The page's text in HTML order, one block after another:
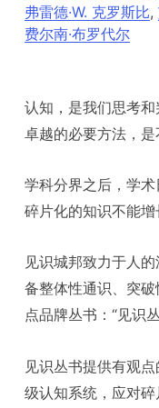
弗雷德·W. 克罗斯比,
费尔南·布罗代尔
认知，是我们思考
卓越的必要方法，是
学科分界之后，学
碎片化的知识不能增
见识城邦致力于人
备整体性通识、突
点品牌丛书：“见识丛
见识丛书提供有观
级认知系统，应对碎